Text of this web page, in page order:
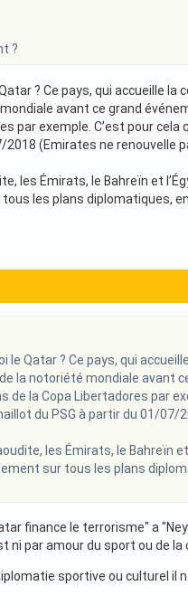
?
? Ce pays, qui accueille la
avant ce grand
par exemple. C’est pour cela
(Emirates ne renouvelle
les Émirats, le Bahreïn et
les plans diplomatiques,
le Qatar ? Ce pays, qui
la notoriété mondiale avant
de la Copa Libertadores par
du PSG à partir du 01/07/
les Émirats, le Bahreïn et
sur tous les plans
finance le terrorisme" a
ni par amour du sport ou de la
sportive ou culturel il